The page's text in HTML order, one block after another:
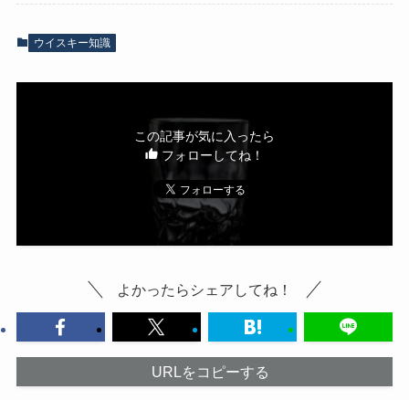
ウイスキー知識
この記事が気に入ったら
フォローしてね！
よかったらシェアしてね！
URLをコピーする